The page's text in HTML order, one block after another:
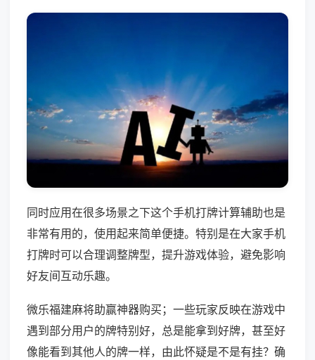
同时应用在很多场景之下这个手机打牌计算辅助也是
非常有用的，使用起来简单便捷。特别是在大家手机
打牌时可以合理调整牌型，提升游戏体验，避免影响
好友间互动乐趣。
微乐福建麻将助赢神器购买；一些玩家反映在游戏中
遇到部分用户的牌特别好，总是能拿到好牌，甚至好
像能看到其他人的牌一样，由此怀疑是不是有挂？确